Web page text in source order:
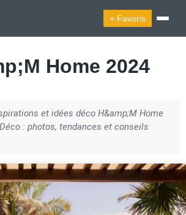
+ Favoris
Decoration Noël
Photos
Méli-Mélo Suédois
Publi Reportage
Scandinaves
Votre Signe Astrologique
Home 2024
et idées déco H&amp;M Home
: photos, tendances et conseils